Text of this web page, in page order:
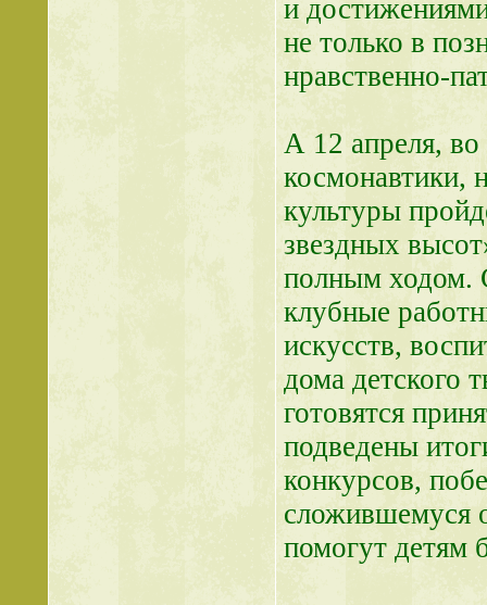
и
не только в
нравственно-
А 12 апреля,
космонавтики,
культуры
звездных
полным ходом.
клубные
искусств,
дома детского
готовятся
подведены
конкурсов,
сложившемуся
помогут детям